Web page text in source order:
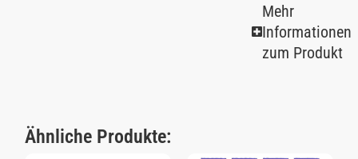
Mehr
Informationen
zum Produkt
Ähnliche Produkte: